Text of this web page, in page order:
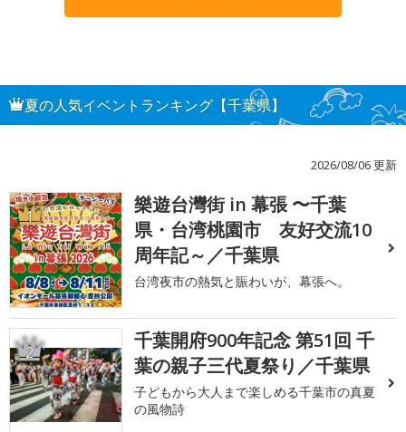
夏の人気イベントランキング【千葉県】
2026/08/06 更新
1
樂遊台灣街 in 幕張 〜千葉
県・台湾桃園市 友好交流10
周年記～／千葉県
台湾夜市の熱気と賑わいが、幕張へ。
2
千葉開府900年記念 第51回 千
葉の親子三代夏祭り／千葉県
子どもから大人まで楽しめる千葉市の真夏
の風物詩